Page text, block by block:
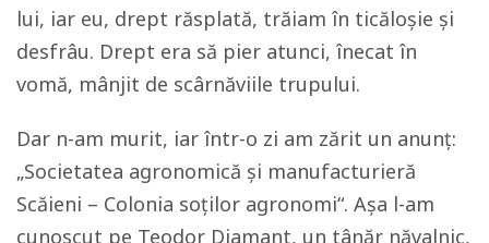
lui, iar eu, drept răsplată, trăiam în ticăloşie şi
desfrâu. Drept era să pier atunci, înecat în
vomă, mânjit de scârnăviile trupului.
Dar n-am murit, iar într-o zi am zărit un anunţ:
„Societatea agronomică şi manufacturieră
Scăieni – Colonia soţilor agronomi“. Aşa l-am
cunoscut pe Teodor Diamant, un tânăr năvalnic,